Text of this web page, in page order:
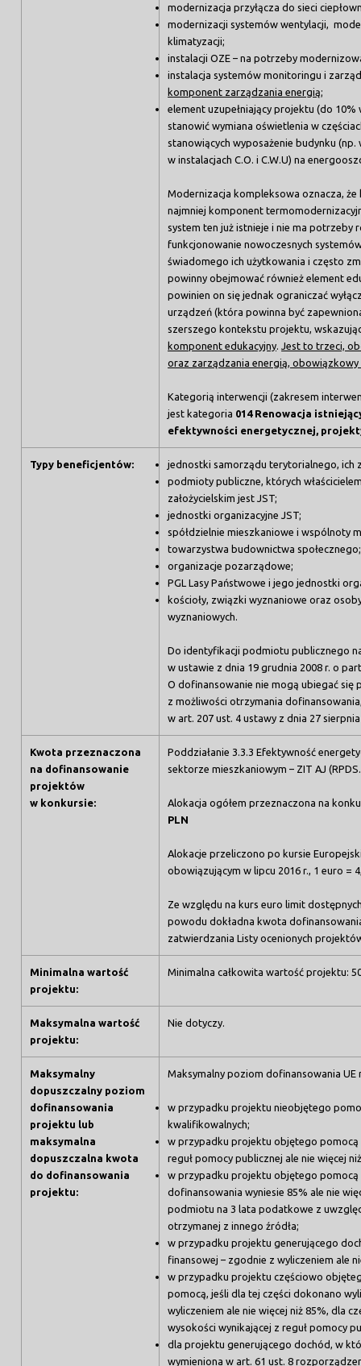
modernizacja przyłącza do sieci
modernizacji systemów wentylacji,
klimatyzacji;
instalacji OZE – na potrzeby
instalacja systemów monitoringu i
komponent zarządzania energią;
element uzupełniający projektu (do
stanowić wymiana oświetlenia w
stanowiących wyposażenie budynku
w instalacjach C.O. i C.W.U) na
Modernizacja kompleksowa oznacza,
najmniej komponent
system ten już istnieje i nie ma potrzeby
funkcjonowanie nowoczesnych
świadomego ich użytkowania i często
powinny obejmować również element
powinien on się jednak ograniczać
urządzeń (która powinna być
szerszego kontekstu projektu,
komponent edukacyjny
Jest to trzeci,
oraz zarządzania energią,
Kategorią interwencji (zakresem
jest kategoria 014 Renowacja
efektywności energetycznej,
Typy beneficjentów:
jednostki samorządu terytorialnego, ich
podmioty publiczne, których
założycielskim jest JST;
jednostki organizacyjne JST;
spółdzielnie mieszkaniowe i wspólnoty
towarzystwa budownictwa społecznego;
organizacje pozarządowe;
PGL Lasy Państwowe i jego jednostki
kościoły, związki wyznaniowe oraz
wyznaniowych.
Do identyfikacji podmiotu publicznego
w ustawie z dnia 19 grudnia 2008 r. o
O dofinansowanie nie mogą ubiegać
z możliwości otrzymania
w art. 207 ust. 4 ustawy z dnia 27
Kwota przeznaczona
na dofinansowanie
projektów
w konkursie:
Poddziałanie 3.3.3 Efektywność
sektorze mieszkaniowym – ZIT AJ
Alokacja ogółem przeznaczona na
PLN
Alokacje przeliczono po kursie
obowiązującym w lipcu 2016 r., 1 euro =
Ze względu na kurs euro limit
powodu dokładna kwota
zatwierdzania Listy ocenionych
Minimalna wartość
projektu:
Minimalna całkowita wartość projektu:
Maksymalna wartość
projektu:
Nie dotyczy.
Maksymalny
dopuszczalny poziom
dofinansowania
projektu lub
maksymalna
dopuszczalna kwota
do dofinansowania
projektu:
Maksymalny poziom dofinansowania
w przypadku projektu nieobjętego
kwalifikowalnych;
w przypadku projektu objętego pomocą
reguł pomocy publicznej ale nie więcej
w przypadku projektu objętego pomocą
dofinansowania wyniesie 85% ale nie
podmiotu na 3 lata podatkowe z
otrzymanej z innego źródła;
w przypadku projektu generującego
finansowej – zgodnie z wyliczeniem ale
w przypadku projektu częściowo
pomocą, jeśli dla tej części dokonano
wyliczeniem ale nie więcej niż 85%, dla
wysokości wynikającej z reguł pomocy
dla projektu generującego dochód, w
wymieniona w art. 61 ust. 8